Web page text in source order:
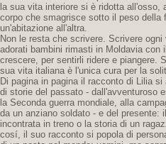
la sua vita interiore si è ridotta
corpo che smagrisce sotto il peso
un'abitazione all'altra.
Non le resta che scrivere. Scrivere
adorati bambini rimasti in Moldavia con
crescere, per sentirli ridere e piangere.
sua vita italiana è l'unica cura per la
Di pagina in pagina il racconto di Lilia
di storie del passato - dall'avventuroso
la Seconda guerra mondiale, alla
da un anziano soldato - e del presente:
incontrata in treno o la storia di un
cosí, il suo racconto si popola di